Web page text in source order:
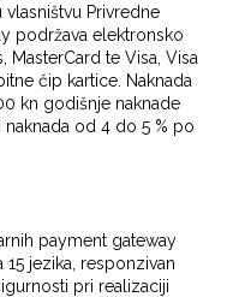
Privredne
podržava elektronsko
MasterCard te Visa, Visa
čip kartice. Naknada
kn godišnje naknade
naknada od 4 do 5 % po
payment gateway
jezika, responzivan
pri realizaciji